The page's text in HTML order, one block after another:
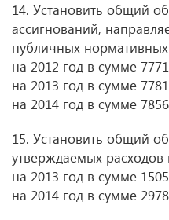
14. Установить общий
ассигнований,
публичных нормативных
на 2012 год в сумме
на 2013 год в сумме
на 2014 год в сумме
15. Установить общий
утверждаемых
на 2013 год в сумме
на 2014 год в сумме